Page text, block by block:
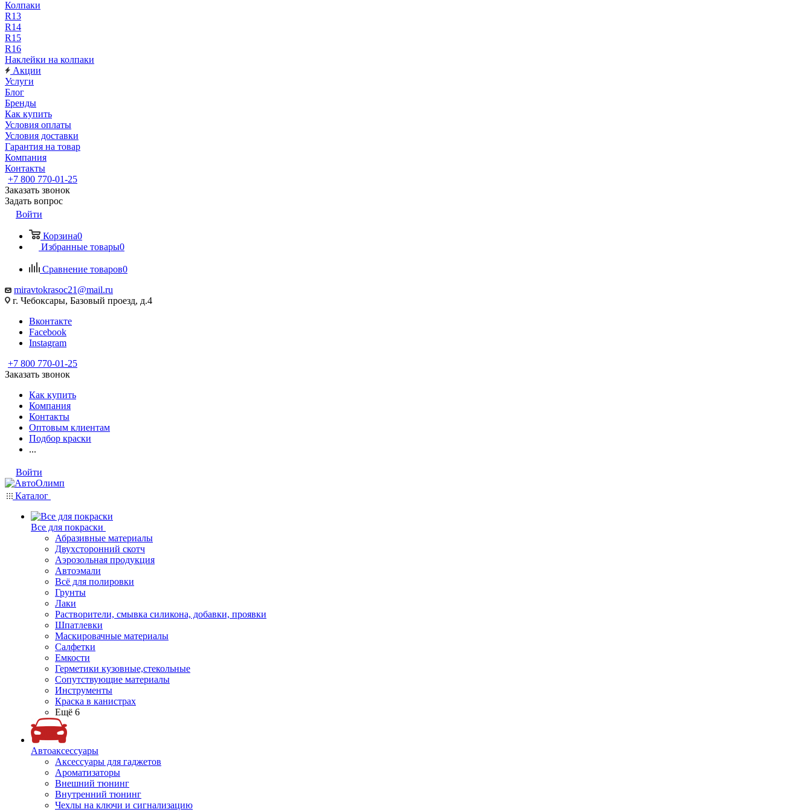
Колпаки
R13
R14
R15
R16
Наклейки на колпаки
Акции
Услуги
Блог
Бренды
Как купить
Условия оплаты
Условия доставки
Гарантия на товар
Компания
Контакты
+7 800 770-01-25
Заказать звонок
Задать вопрос
Войти
Корзина0
Избранные товары0
Сравнение товаров0
miravtokrasoc21@mail.ru
г. Чебоксары, Базовый проезд, д.4
Вконтакте
Facebook
Instagram
+7 800 770-01-25
Заказать звонок
Как купить
Компания
Контакты
Оптовым клиентам
Подбор краски
...
Войти
Каталог
Все для покраски
Абразивные материалы
Двухсторонний скотч
Аэрозольная продукция
Автоэмали
Всё для полировки
Грунты
Лаки
Растворители, смывка силикона, добавки, проявки
Шпатлевки
Маскировачные материалы
Салфетки
Емкости
Герметики кузовные,стекольные
Сопутствующие материалы
Инструменты
Краска в канистрах
Ещё 6
Автоаксессуары
Аксессуары для гаджетов
Ароматизаторы
Внешний тюнинг
Внутренний тюнинг
Чехлы на ключи и сигнализацию